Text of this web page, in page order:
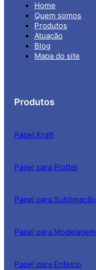
Home
Quem somos
Produtos
Atuação
Blog
Mapa do site
Produtos
Papel Kraft
Papel para Plotter
Papel para Sublimação
Papel para Modelagem
Papel para Enfesto